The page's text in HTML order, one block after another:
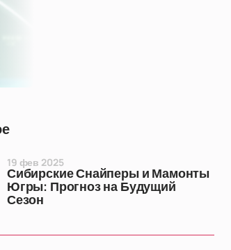
Сибирские Снайперы и Мамонты
Югры: Прогноз на Будущий
Сезон
19 фев 2025